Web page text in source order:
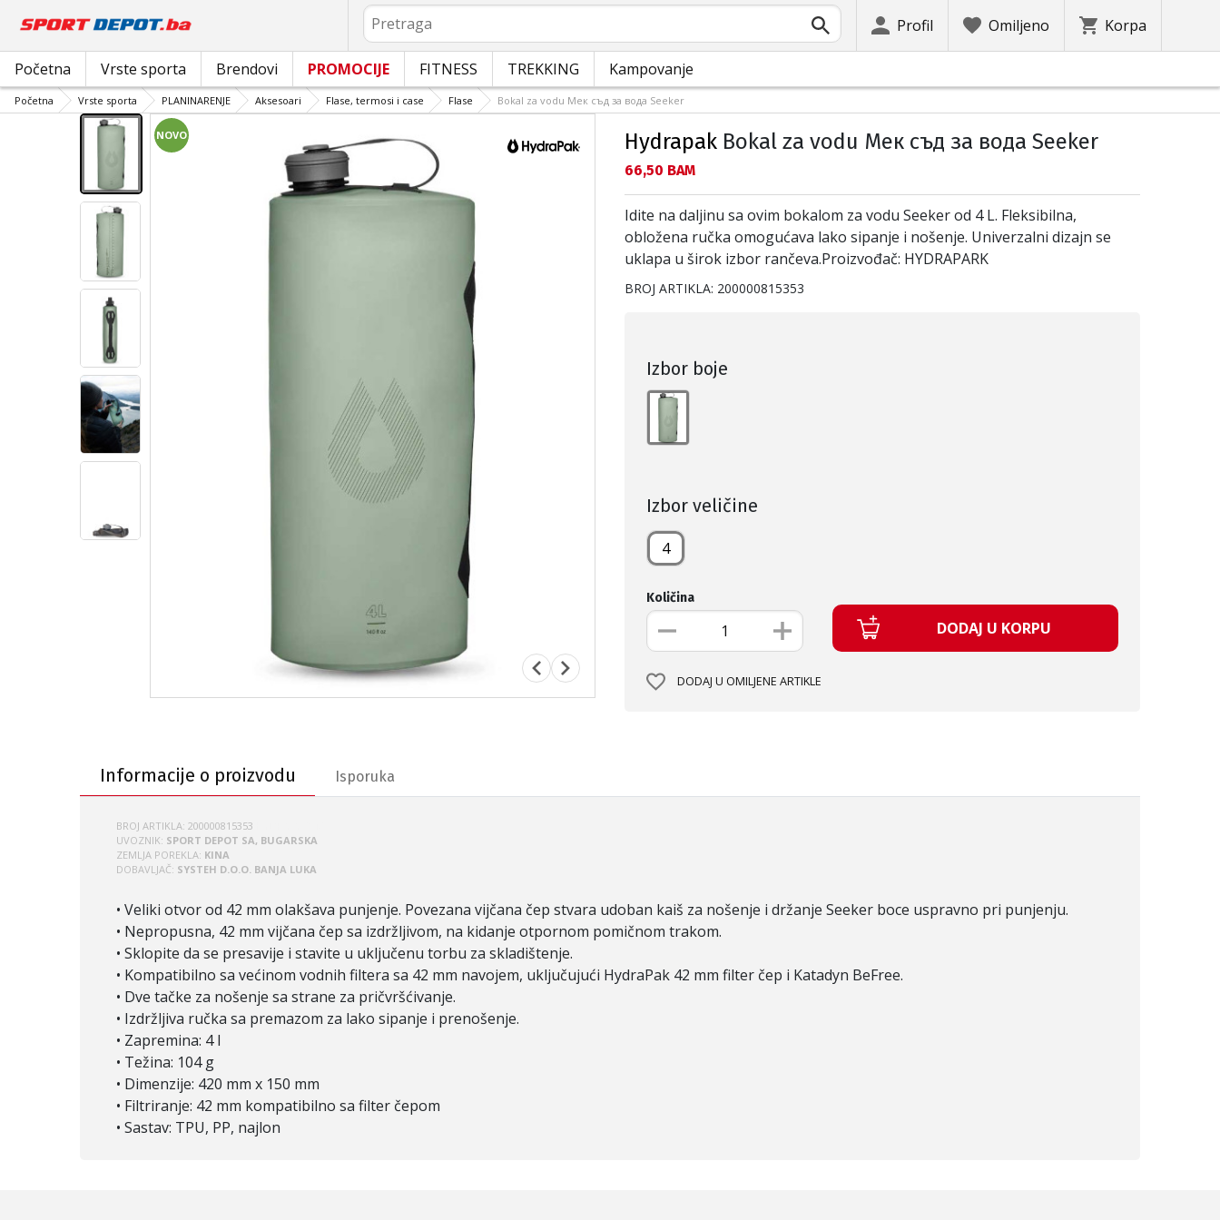
Pretraga
Profil Omiljeno Korpa
Početna Vrste sporta Brendovi PROMOCIJE FITNESS TREKKING Kampovanje
Početna Vrste sporta PLANINARENJE Aksesoari Flase, termosi i case Flase Bokal za vodu Мек съд за вода Seeker
NOVO Hydrapak Bokal za vodu Мек съд за вода Seeker
Текуща цена:
66,50 BAM
Idite na daljinu sa ovim bokalom za vodu Seeker od 4 L. Fleksibilna,
obložena ručka omogućava lako sipanje i nošenje. Univerzalni dizajn se
uklapa u širok izbor rančeva.Proizvođač: HYDRAPARK
BROJ ARTIKLA: 200000815353
Izbor boje
Izbor veličine
4
Količina
DODAJ U KORPU
DODAJ U OMILJENE ARTIKLE
Informacije o proizvodu
Isporuka
BROJ ARTIKLA: 200000815353
UVOZNIK: SPORT DEPOT SA, BUGARSKA
ZEMLJA POREKLA: KINA
DOBAVLJAČ: SYSTEH D.O.O. BANJA LUKA
• Veliki otvor od 42 mm olakšava punjenje. Povezana vijčana čep stvara udoban kaiš za nošenje i držanje Seeker boce uspravno pri punjenju.
• Nepropusna, 42 mm vijčana čep sa izdržljivom, na kidanje otpornom pomičnom trakom.
• Sklopite da se presavije i stavite u uključenu torbu za skladištenje.
• Kompatibilno sa većinom vodnih filtera sa 42 mm navojem, uključujući HydraPak 42 mm filter čep i Katadyn BeFree.
• Dve tačke za nošenje sa strane za pričvršćivanje.
• Izdržljiva ručka sa premazom za lako sipanje i prenošenje.
• Zapremina: 4 l
• Težina: 104 g
• Dimenzije: 420 mm x 150 mm
• Filtriranje: 42 mm kompatibilno sa filter čepom
• Sastav: TPU, PP, najlon